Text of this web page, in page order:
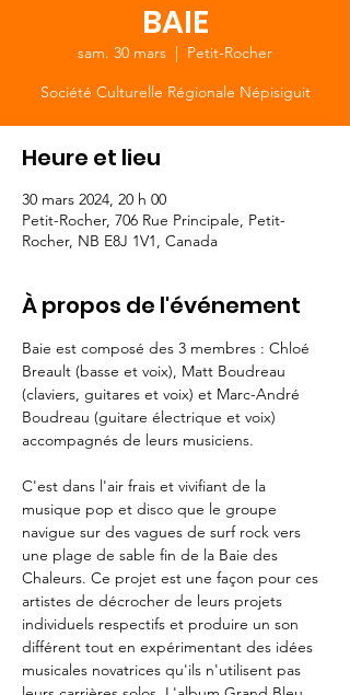
BAIE
sam. 30 mars
  |
Petit-Rocher
Société Culturelle Régionale Népisiguit
Heure et lieu
30 mars 2024, 20 h 00
Petit-Rocher, 706 Rue Principale, Petit-
Rocher, NB E8J 1V1, Canada
À propos de l'événement
Baie est composé des 3 membres : Chloé
Breault (basse et voix), Matt Boudreau
(claviers, guitares et voix) et Marc-André
Boudreau (guitare électrique et voix)
accompagnés de leurs musiciens.
C'est dans l'air frais et vivifiant de la
musique pop et disco que le groupe
navigue sur des vagues de surf rock vers
une plage de sable fin de la Baie des
Chaleurs. Ce projet est une façon pour ces
artistes de décrocher de leurs projets
individuels respectifs et produire un son
différent tout en expérimentant des idées
musicales novatrices qu'ils n'utilisent pas